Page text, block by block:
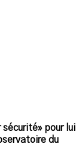
pour lui
du